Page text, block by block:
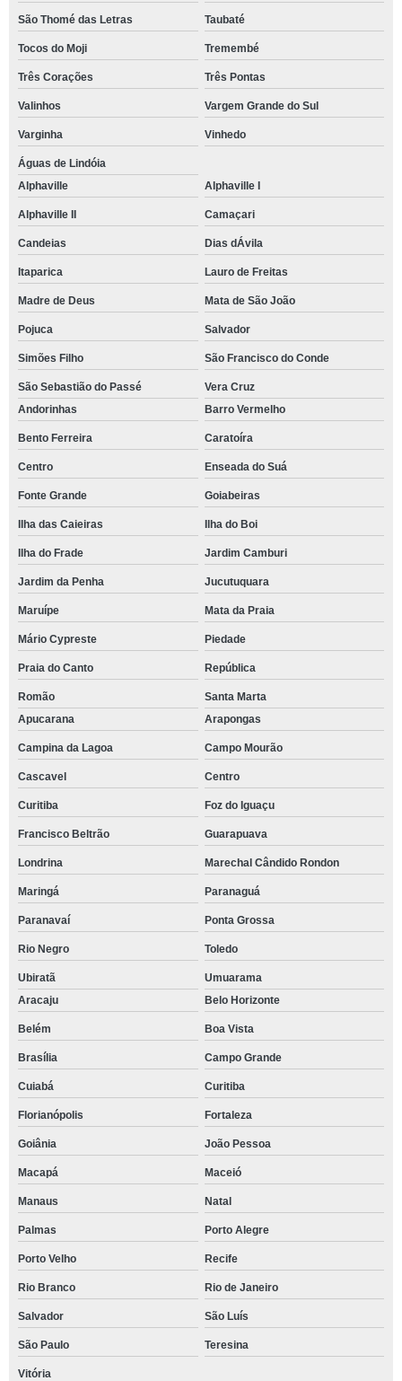
São Thomé das Letras Taubaté
Tocos do Moji Tremembé
Três Corações Três Pontas
Valinhos Vargem Grande do Sul
Varginha Vinhedo
Águas de Lindóia
Alphaville
Alphaville I
Alphaville II Camaçari
Candeias Dias dÁvila
Itaparica Lauro de Freitas
Madre de Deus Mata de São João
Pojuca Salvador
Simões Filho São Francisco do Conde
São Sebastião do Passé
Vera Cruz
Andorinhas
Barro Vermelho
Bento Ferreira Caratoíra
Centro Enseada do Suá
Fonte Grande Goiabeiras
Ilha das Caieiras Ilha do Boi
Ilha do Frade Jardim Camburi
Jardim da Penha Jucutuquara
Maruípe Mata da Praia
Mário Cypreste Piedade
Praia do Canto República
Romão
Santa Marta
Apucarana
Arapongas
Campina da Lagoa Campo Mourão
Cascavel Centro
Curitiba Foz do Iguaçu
Francisco Beltrão Guarapuava
Londrina Marechal Cândido Rondon
Maringá Paranaguá
Paranavaí Ponta Grossa
Rio Negro Toledo
Ubiratã
Umuarama
Aracaju
Belo Horizonte
Belém Boa Vista
Brasília Campo Grande
Cuiabá Curitiba
Florianópolis Fortaleza
Goiânia João Pessoa
Macapá Maceió
Manaus Natal
Palmas Porto Alegre
Porto Velho Recife
Rio Branco Rio de Janeiro
Salvador São Luís
São Paulo Teresina
Vitória